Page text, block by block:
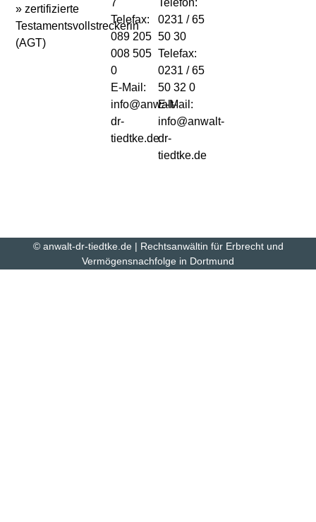
» zertifizierte
Testamentsvollstreckerin
(AGT)
Telefon:
0231 / 65
50 30
Telefax:
0231 / 65
50 32 0
E-Mail:
info@anwalt-
dr-
tiedtke.de
7
Telefax:
089 205
008 505
0
E-Mail:
info@anwalt-
dr-
tiedtke.de
© anwalt-dr-tiedtke.de | Rechtsanwältin für Erbrecht und
Vermögensnachfolge in Dortmund